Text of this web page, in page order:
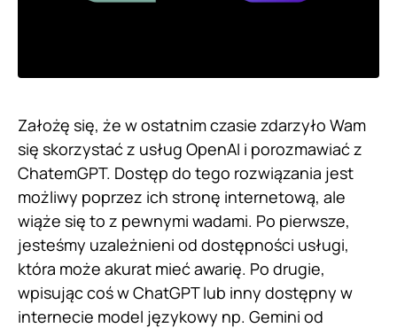
Założę się, że w ostatnim czasie zdarzyło Wam
się skorzystać z usług OpenAI i porozmawiać z
ChatemGPT. Dostęp do tego rozwiązania jest
możliwy poprzez ich stronę internetową, ale
wiąże się to z pewnymi wadami. Po pierwsze,
jesteśmy uzależnieni od dostępności usługi,
która może akurat mieć awarię. Po drugie,
wpisując coś w ChatGPT lub inny dostępny w
internecie model językowy np. Gemini od